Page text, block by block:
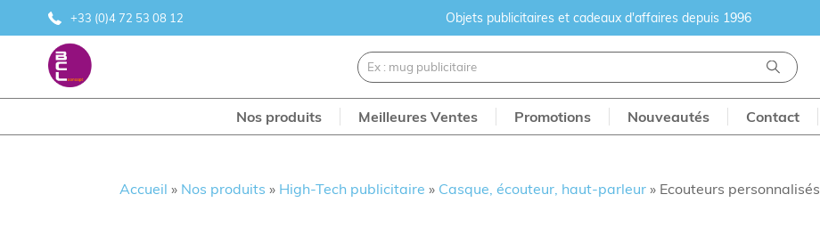
+33 (0)4 72 53 08 12 Objets publicitaires et cadeaux d'affaires depuis 1996
Nos produits Meilleures Ventes Promotions Nouveautés Contact
Accueil » Nos produits » High-Tech publicitaire » Casque, écouteur, haut-parleur » Ecouteurs